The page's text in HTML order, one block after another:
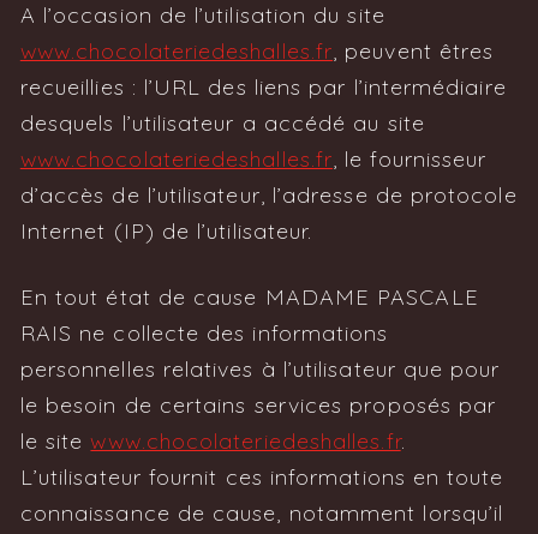
A l’occasion de l’utilisation du site
www.chocolateriedeshalles.fr, peuvent êtres
recueillies : l’URL des liens par l’intermédiaire
desquels l’utilisateur a accédé au site
www.chocolateriedeshalles.fr, le fournisseur
d’accès de l’utilisateur, l’adresse de protocole
Internet (IP) de l’utilisateur.
En tout état de cause MADAME PASCALE
RAIS ne collecte des informations
personnelles relatives à l’utilisateur que pour
le besoin de certains services proposés par
le sitewww.chocolateriedeshalles.fr.
L’utilisateur fournit ces informations en toute
connaissance de cause, notamment lorsqu’il